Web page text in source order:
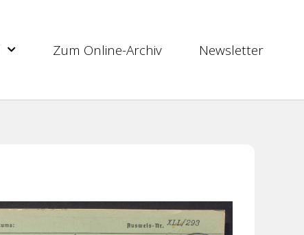
Zum Online-Archiv Newsletter